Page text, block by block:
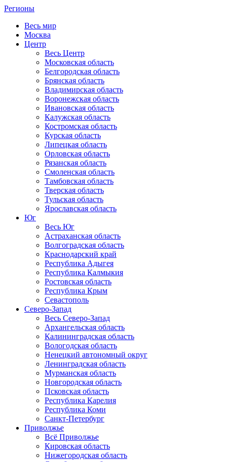
Регионы
Весь мир
Москва
Центр
Весь Центр
Московская область
Белгородская область
Брянская область
Владимирская область
Воронежская область
Ивановская область
Калужская область
Костромская область
Курская область
Липецкая область
Орловская область
Рязанская область
Смоленская область
Тамбовская область
Тверская область
Тульская область
Ярославская область
Юг
Весь Юг
Астраханская область
Волгоградская область
Краснодарский край
Республика Адыгея
Республика Калмыкия
Ростовская область
Республика Крым
Севастополь
Северо-Запад
Весь Северо-Запад
Архангельская область
Калининградская область
Вологодская область
Ненецкий автономный округ
Ленинградская область
Мурманская область
Новгородская область
Псковская область
Республика Карелия
Республика Коми
Санкт-Петербург
Приволжье
Всё Приволжье
Кировская область
Нижегородская область